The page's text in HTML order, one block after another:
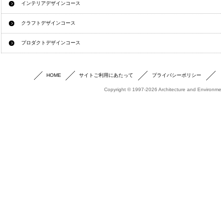
インテリアデザインコース
クラフトデザインコース
プロダクトデザインコース
HOME サイトご利用にあたって プライバシーポリシー
Copyright © 1997-2026 Architecture and